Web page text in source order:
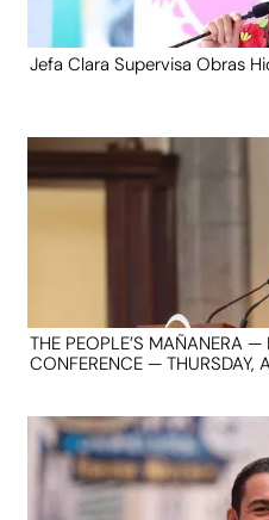
Jefa Clara Supervisa Obras
THE PEOPLE’S MAÑANERA —
CONFERENCE — THURSDAY,